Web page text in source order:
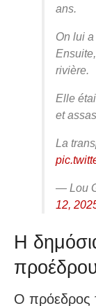
ans.
On lui
rivière.
Elle
et
La
— Lou
12,
Η
Ο πρόεδρος